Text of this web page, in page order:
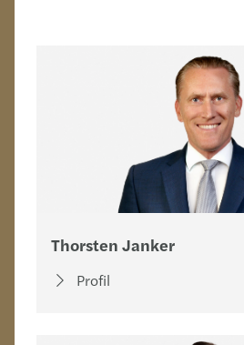
Thorsten Janker
Profil